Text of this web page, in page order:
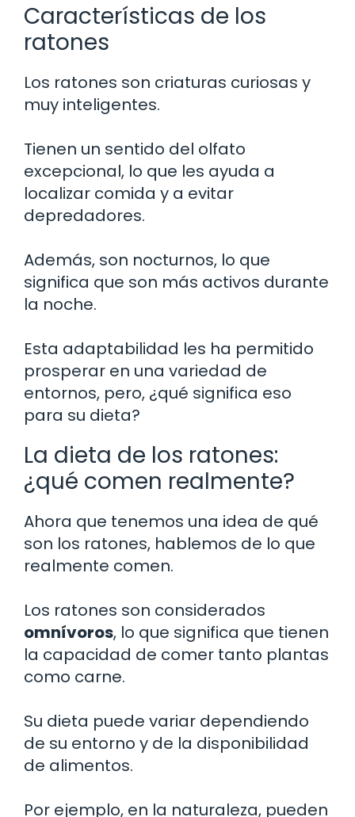
Características de los
ratones
Los ratones son criaturas curiosas y
muy inteligentes.
Tienen un sentido del olfato
excepcional, lo que les ayuda a
localizar comida y a evitar
depredadores.
Además, son nocturnos, lo que
significa que son más activos durante
la noche.
Esta adaptabilidad les ha permitido
prosperar en una variedad de
entornos, pero, ¿qué significa eso
para su dieta?
La dieta de los ratones:
¿qué comen realmente?
Ahora que tenemos una idea de qué
son los ratones, hablemos de lo que
realmente comen.
Los ratones son considerados
omnívoros, lo que significa que tienen
la capacidad de comer tanto plantas
como carne.
Su dieta puede variar dependiendo
de su entorno y de la disponibilidad
de alimentos.
Por ejemplo, en la naturaleza, pueden